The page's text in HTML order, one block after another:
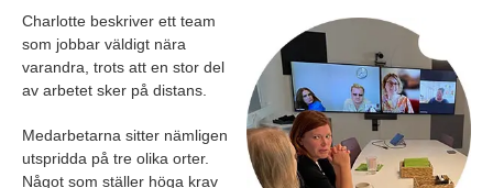
Charlotte beskriver ett team
som jobbar väldigt nära
varandra, trots att en stor del
av arbetet sker på distans.
Medarbetarna sitter nämligen
utspridda på tre olika orter.
Något som ställer höga krav